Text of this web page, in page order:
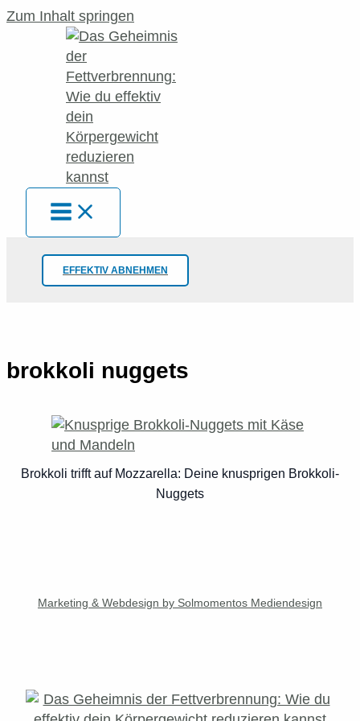
Zum Inhalt springen
EFFEKTIV ABNEHMEN
brokkoli nuggets
Brokkoli trifft auf Mozzarella: Deine knusprigen Brokkoli-
Nuggets
Marketing & Webdesign by Solmomentos Mediendesign